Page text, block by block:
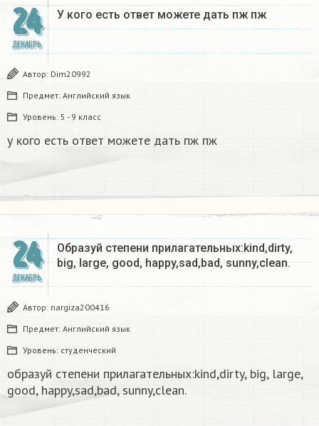
24
ДЕКАБРЬ
У кого есть ответ можете дать пж пж ​
Автор: Dim20992
Предмет: Английский язык
Уровень: 5 - 9 класс
у кого есть ответ можете дать пж пж
24
ДЕКАБРЬ
Образуй степени прилагательных:kind,dirty,
big, large, good, happy,sad,bad, sunny,clean.​
Автор: nargiza200416
Предмет: Английский язык
Уровень: студенческий
образуй степени прилагательных:kind,dirty, big, large,
good, happy,sad,bad, sunny,clean.​